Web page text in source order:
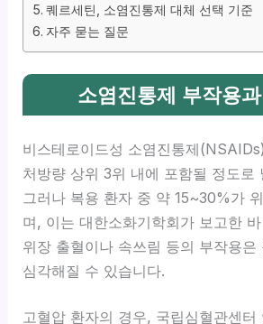
퀘르세틴, 소염진통제 대체 선택 기준
자주 묻는 질문
소염진통제 부작용
비스테로이드성 소염진통제
처방량 상위 3위 내에 포함될 정도로
그러나 복용 환자 중 약 15~30%가
며, 이는 대한소화기학회가 보고한
위장 출혈이나 속쓰림 등의 부작용은
심각해질 수 있습니다.
고혈압 환자의 경우, 국립심혈관센터